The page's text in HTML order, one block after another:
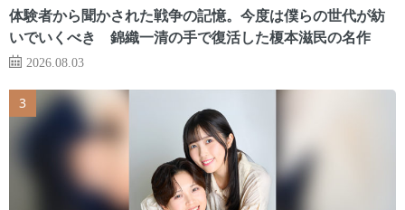
体験者から聞かされた戦争の記憶。今度は僕らの世代が紡
いでいくべき 錦織一清の手で復活した榎本滋民の名作
2026.08.03